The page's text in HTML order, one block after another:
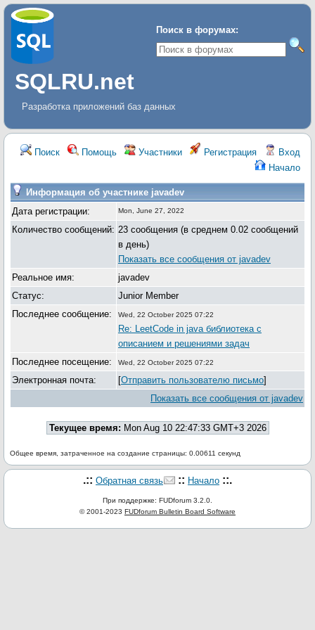
Поиск в форумах:
SQLRU.net
Разработка приложений баз данных
Поиск Помощь Участники Регистрация
Вход
Начало
Информация об участнике javadev
Дата регистрации:
Mon, June 27, 2022
Количество сообщений: 23 сообщения (в среднем 0.02 сообщений
в день)
Показать все сообщения от javadev
Реальное имя:
javadev
Статус:
Junior Member
Последнее сообщение:
Wed, 22 October 2025 07:22
Re: LeetCode in java библиотека с
описанием и решениями задач
Последнее посещение:
Wed, 22 October 2025 07:22
Электронная почта: [Отправить пользователю письмо]
Показать все сообщения от javadev
Текущее время: Mon Aug 10 22:47:33 GMT+3 2026
Общее время, затраченное на создание страницы: 0.00611 секунд
.:: Обратная связь :: Начало ::.
При поддержке: FUDforum 3.2.0.
© 2001-2023 FUDforum Bulletin Board Software